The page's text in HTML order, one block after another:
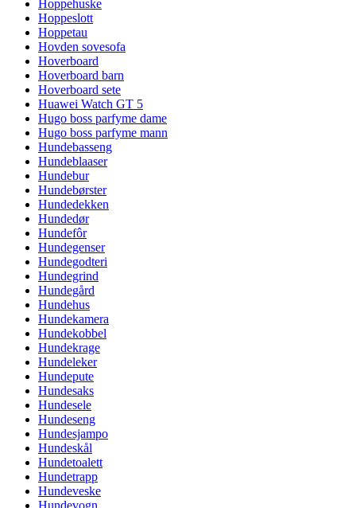
Hoppehuske
Hoppeslott
Hoppetau
Hovden sovesofa
Hoverboard
Hoverboard barn
Hoverboard sete
Huawei Watch GT 5
Hugo boss parfyme dame
Hugo boss parfyme mann
Hundebasseng
Hundeblaaser
Hundebur
Hundebørster
Hundedekken
Hundedør
Hundefôr
Hundegenser
Hundegodteri
Hundegrind
Hundegård
Hundehus
Hundekamera
Hundekobbel
Hundekrage
Hundeleker
Hundepute
Hundesaks
Hundesele
Hundeseng
Hundesjampo
Hundeskål
Hundetoalett
Hundetrapp
Hundeveske
Hundevogn